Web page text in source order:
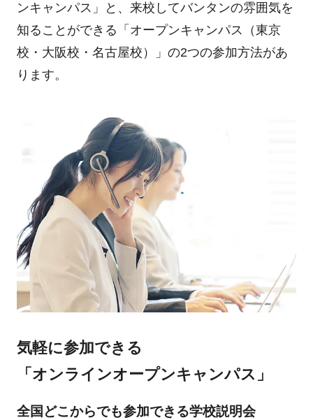
ンキャンパス」と、来校してバンタンの雰囲気を
知ることができる「オープンキャンパス（東京
校・大阪校・名古屋校）」の2つの参加方法があ
ります。
気軽に参加できる
「オンラインオープンキャンパス」
全国どこからでも参加できる学校説明会